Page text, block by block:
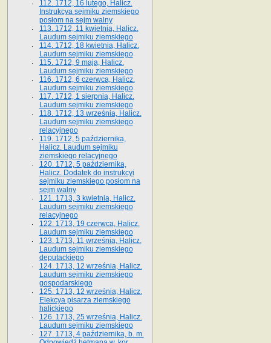
112. 1712, 16 lutego, Halicz.
Instrukcya sejmiku ziemskiego
posłom na sejm walny
113. 1712, 11 kwietnia, Halicz.
Laudum sejmiku ziemskiego
114. 1712, 18 kwietnia, Halicz.
Laudum sejmiku ziemskiego
115. 1712, 9 maja, Halicz.
Laudum sejmiku ziemskiego
116. 1712, 6 czerwca, Halicz.
Laudum sejmiku ziemskiego
117. 1712, 1 sierpnia, Halicz.
Laudum sejmiku ziemskiego
118. 1712, 13 września, Halicz.
Laudum sejmiku ziemskiego
relacyjnego
119. 1712, 5 października,
Halicz. Laudum sejmiku
ziemskiego relacyjnego
120. 1712, 5 października,
Halicz. Dodatek do instrukcyi
sejmiku ziemskiego posłom na
sejm walny
121. 1713, 3 kwietnia, Halicz.
Laudum sejmiku ziemskiego
relacyjnego
122. 1713, 19 czerwca, Halicz.
Laudum sejmiku ziemskiego
123. 1713, 11 września, Halicz.
Laudum sejmiku ziemskiego
deputackiego
124. 1713, 12 września, Halicz.
Laudum sejmiku ziemskiego
gospodarskiego
125. 1713, 12 września, Halicz.
Elekcya pisarza ziemskiego
halickiego
126. 1713, 25 września, Halicz.
Laudum sejmiku ziemskiego
127. 1713, 4 października, b. m.